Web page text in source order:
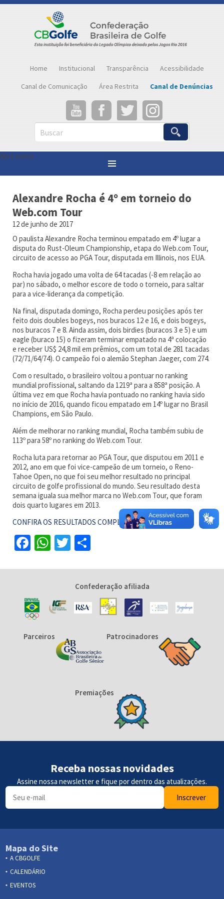
Home Institucional Transparência
Acessibilidade
Canal de Comunicação
Área Restrita Canal de Denúncias
Buscar
Abrir menu
Você está aqui: Notícias
Alexandre Rocha é 4º em torneio do Web.com Tour
Alexandre Rocha é 4º em torneio do
Web.com Tour
12 de junho de 2017
O paulista Alexandre Rocha terminou empatado em 4º lugar a
disputa do Rust-Oleum Championship, etapa do Web.com Tour,
circuito de acesso ao PGA Tour, disputada em Illinois, nos EUA.
Rocha havia jogado uma volta de 64 tacadas (-8 em relação ao
par) no sábado, o melhor escore de todo o torneio, para saltar
para a vice-liderança da competição.
Na final, disputada domingo, Rocha perdeu posições após ter
feito dois doubles bogeys, nos buracos 12 e 16, e dois bogeys,
nos buracos 7 e 8. Ainda assim, dois birdies (buracos 3 e 5) e um
eagle (buraco 15) o fizeram terminar empatado na 4ª colocação
e receber US$ 24,8 mil em prêmios, com um total de 281 tacadas
(72/71/64/74). O campeão foi o alemão Stephan Jaeger, com 274.
Com o resultado, o brasileiro voltou a pontuar no ranking
mundial profissional, saltando da 1219ª para a 858ª posição. A
última vez em que Rocha havia pontuado no ranking havia sido
no início de 2016, quando ficou empatado em 14º lugar no Brasil
Champions, em São Paulo.
Além de melhorar no ranking mundial, Rocha também subiu de
113º para 58º no ranking do Web.com Tour.
Rocha luta para retornar ao PGA Tour, que disputou em 2011 e
2012, ano em que foi vice-campeão de um torneio, o Reno-
Tahoe Open, no que foi seu melhor resultado no principal
circuito de golfe profissional do mundo. Seu resultado desta
semana iguala sua melhor marca no Web.com Tour, que foram
dois quarto lugares em 2013.
CONFIRA OS RESULTADOS COMPLETOS
Facebook
WhatsApp
Twitter
Confederação afiliada
Parceiros Patrocinadores
Premiações
Receba nossas novidades
Assine nossa newsletter e fique por dentro das atualizações.
Inscrever
Mapa do Site
A CBGOLFE
CALENDÁRIO
EVENTOS